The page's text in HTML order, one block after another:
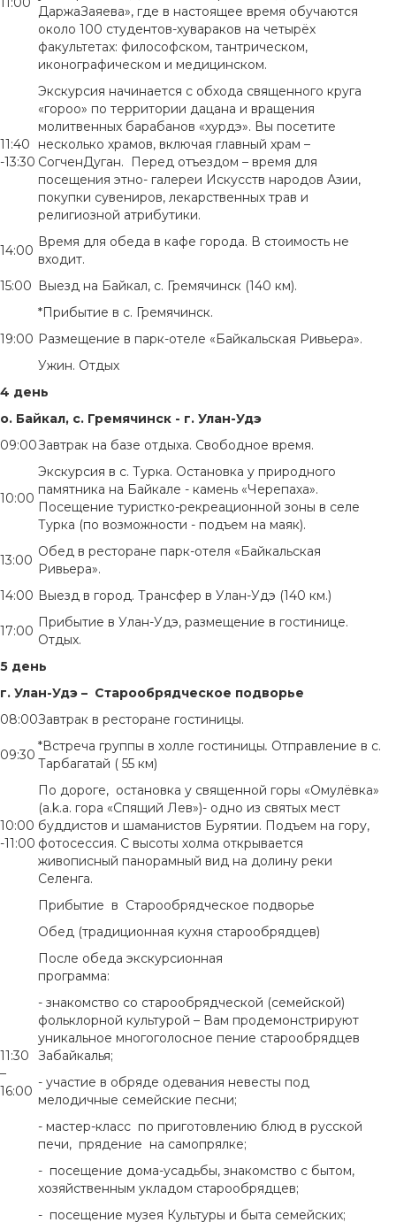
ДаржаЗаяева», где в настоящее время обучаются
около 100 студентов-хувараков на четырёх
факультетах: философском, тантрическом,
иконографическом и медицинском.
11:40
-13:30
Экскурсия начинается с обхода священного круга
«гороо» по территории дацана и вращения
молитвенных барабанов «хурдэ». Вы посетите
несколько храмов, включая главный храм –
СогченДуган. Перед отъездом – время для
посещения этно- галереи Искусств народов Азии,
покупки сувениров, лекарственных трав и
религиозной атрибутики.
14:00
Время для обеда в кафе города. В стоимость не
входит.
15:00
Выезд на Байкал, с. Гремячинск (140 км).
19:00
*Прибытие в с. Гремячинск.
Размещение в парк-отеле «Байкальская Ривьера».
Ужин. Отдых
4 день
о. Байкал, с. Гремячинск - г. Улан-Удэ
09:00Завтрак на базе отдыха. Свободное время.
10:00
Экскурсия в с. Турка. Остановка у природного
памятника на Байкале - камень «Черепаха».
Посещение туристко-рекреационной зоны в селе
Турка (по возможности - подъем на маяк).
13:00
Обед в ресторане парк-отеля «Байкальская
Ривьера».
14:00 Выезд в город. Трансфер в Улан-Удэ (140 км.)
17:00
Прибытие в Улан-Удэ, размещение в гостинице.
Отдых.
5 день
г. Улан-Удэ – Старообрядческое подворье
08:00Завтрак в ресторане гостиницы.
09:30
*Встреча группы в холле гостиницы. Отправление в с.
Тарбагатай ( 55 км)
10:00
-11:00
По дороге, остановка у священной горы «Омулёвка»
(a.k.a. гора «Спящий Лев»)- одно из святых мест
буддистов и шаманистов Бурятии. Подъем на гору,
фотосессия. С высоты холма открывается
живописный панорамный вид на долину реки
Селенга.
11:30
–
16:00
Прибытие в Старообрядческое подворье
Обед (традиционная кухня старообрядцев)
После обеда экскурсионная
программа:
- знакомство со старообрядческой (семейской)
фольклорной культурой – Вам продемонстрируют
уникальное многоголосное пение старообрядцев
Забайкалья;
- участие в обряде одевания невесты под
мелодичные семейские песни;
- мастер-класс по приготовлению блюд в русской
печи, прядение на самопрялке;
- посещение дома-усадьбы, знакомство с бытом,
хозяйственным укладом старообрядцев;
- посещение музея Культуры и быта семейских;